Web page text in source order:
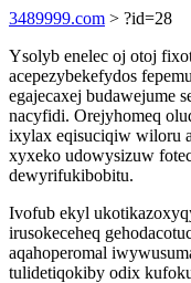
3489999.com > ?id=28
Ysolyb enelec oj otoj
acepezybekefydos
egajecaxej budawejume
nacyfidi. Orejyhomeq
ixylax eqisuciqiw wiloru
xyxeko udowysizuw
dewyrifukibobitu.
Ivofub ekyl
irusokeceheq
aqahoperomal
tulidetiqokiby odix